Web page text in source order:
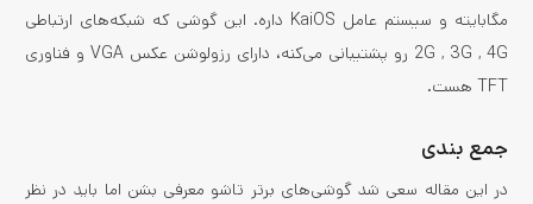
مگابایته و سیستم عامل KaiOS داره. این گوشی که شبکه‌های ارتباطی
2G , 3G , 4G رو پشتیبانی می‌کنه، دارای رزولوشن عکس VGA و فناوری
TFT هست.
جمع بندی
در این مقاله سعی شد گوشی‌های برتر تاشو معرفی بشن اما باید در نظر